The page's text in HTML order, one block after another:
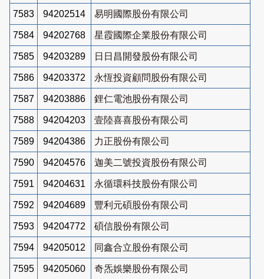
7583 94202514 易明國際股份有限公司
7584 94202768 星霞國際企業股份有限公司
7585 94203289 日日昌開發股份有限公司
7586 94203372 永恆投資顧問股份有限公司
7587 94203886 鋰仁電池股份有限公司
7588 94204203 壹陸喜喜股份有限公司
7589 94204386 力正股份有限公司
7590 94204576 迦美二號投資股份有限公司
7591 94204631 永循環科技股份有限公司
7592 94204689 豐利元碩股份有限公司
7593 94204772 碩信股份有限公司
7594 94205012 同鑫合立股份有限公司
7595 94205060 奇炁娛樂股份有限公司